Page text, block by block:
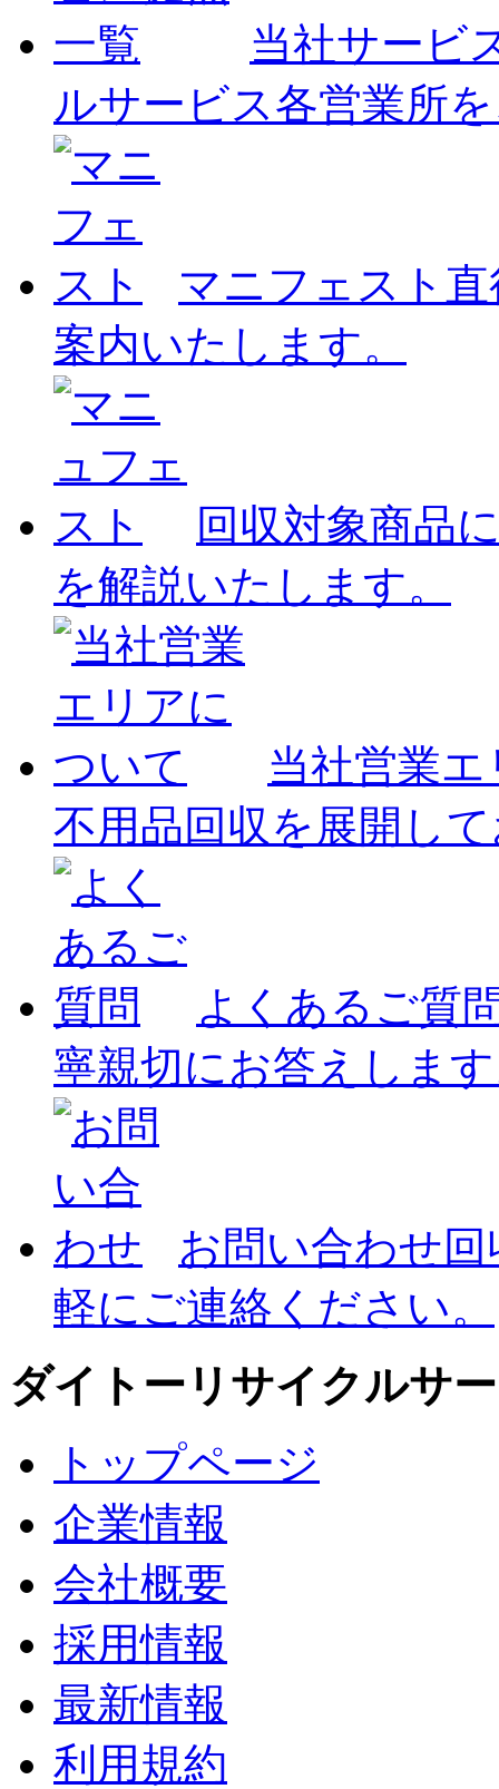
当社サービ
ルサービス各営業所
マニフェスト
案内いたします。
回収対象商品
を解説いたします。
当社営業
不用品回収を展開し
よくあるご質
寧親切にお答えしま
お問い合わせ
軽にご連絡ください。
ダイトーリサイクルサ
トップページ
企業情報
会社概要
採用情報
最新情報
利用規約